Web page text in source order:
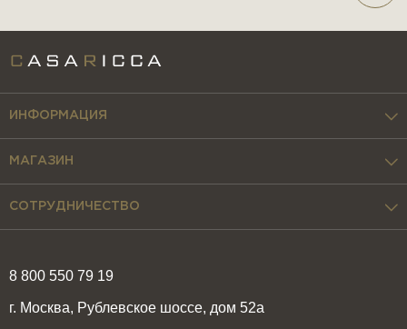
8 800 550 79 19
г. Москва, Рублевское шоссе, дом 52а
ИНФОРМАЦИЯ
МАГАЗИН
СОТРУДНИЧЕСТВО